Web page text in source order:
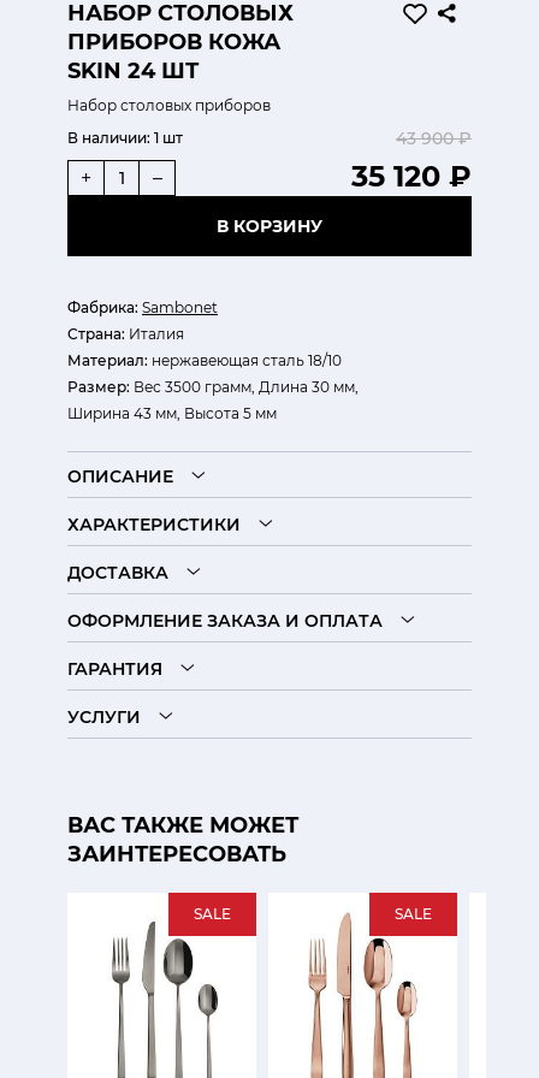
НАБОР СТОЛОВЫХ
ПРИБОРОВ КОЖА
SKIN 24 ШТ
Набор столовых приборов
Фабрика: Sambonet
Страна: Италия
Материал: нержавеющая сталь 18/10
Размер: Вес 3500 грамм, Длина 30 мм,
Ширина 43 мм, Высота 5 мм
В наличии: 1 шт 43 900 ₽
35 120 ₽
+ –
В КОРЗИНУ
ОПИСАНИЕ
ХАРАКТЕРИСТИКИ
ДОСТАВКА
ОФОРМЛЕНИЕ ЗАКАЗА И ОПЛАТА
ГАРАНТИЯ
УСЛУГИ
ВАС ТАКЖЕ МОЖЕТ
ЗАИНТЕРЕСОВАТЬ
SALE SALE